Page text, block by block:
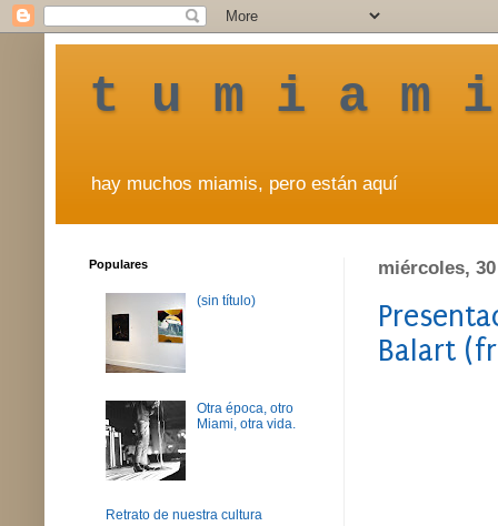
t u m i a m
hay muchos miamis, pero están aquí
miércoles,
Balart
Populares
(sin título)
Otra época, otro
Miami, otra vida.
Retrato de nuestra cultura